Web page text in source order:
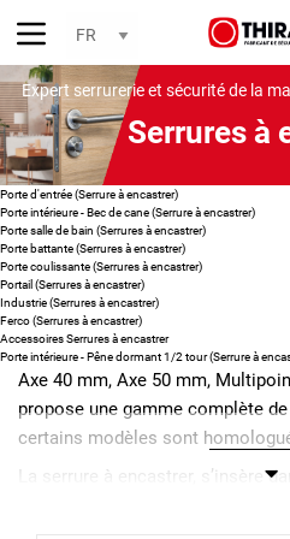
Expert serrurerie et sécurité de la
Serrures à
Porte d'entrée (Serrure à encastrer)
Porte intérieure - Bec de cane (Serrure à encastrer)
Porte salle de bain (Serrures à encastrer)
Porte battante (Serrures à encastrer)
Porte coulissante (Serrures à encastrer)
Portail (Serrures à encastrer)
Industrie (Serrures à encastrer)
Ferco (Serrures à encastrer)
Accessoires Serrures à encastrer
Porte intérieure - Pêne dormant 1/2 tour (Serrure à
Axe 40 mm, Axe 50 mm,
propose une gamme complète
certains modèles sont
La serrure à encastrer, s’insère
puisqu’il est possible d’y